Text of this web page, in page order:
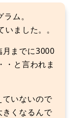
ム。
ました。。
までに3000
・と言われま
いないので
くなるんで